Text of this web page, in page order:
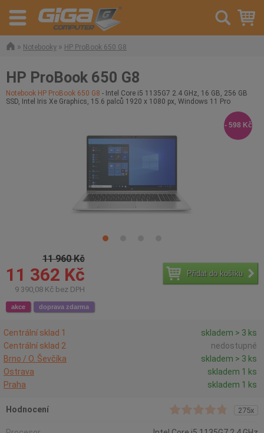
» Notebooky » HP ProBook 650 G8
HP ProBook 650 G8
Notebook HP ProBook 650 G8 - Intel Core i5 1135G7 2.4 GHz, 16 GB, 256 GB
SSD, Intel Iris Xe Graphics, 15.6 palců 1920 x 1080 px, Windows 11 Pro
11 960 Kč
11 362 Kč
9 390,08 Kč bez DPH
Přidat do košíku
akce doprava zdarma
- 598 Kč
Centrální sklad 1
skladem > 3 ks
Centrální sklad 2
nedostupné
Brno / O. Ševčíka
skladem > 3 ks
Ostrava
skladem 1 ks
Praha
skladem 1 ks
Hodnocení 275x